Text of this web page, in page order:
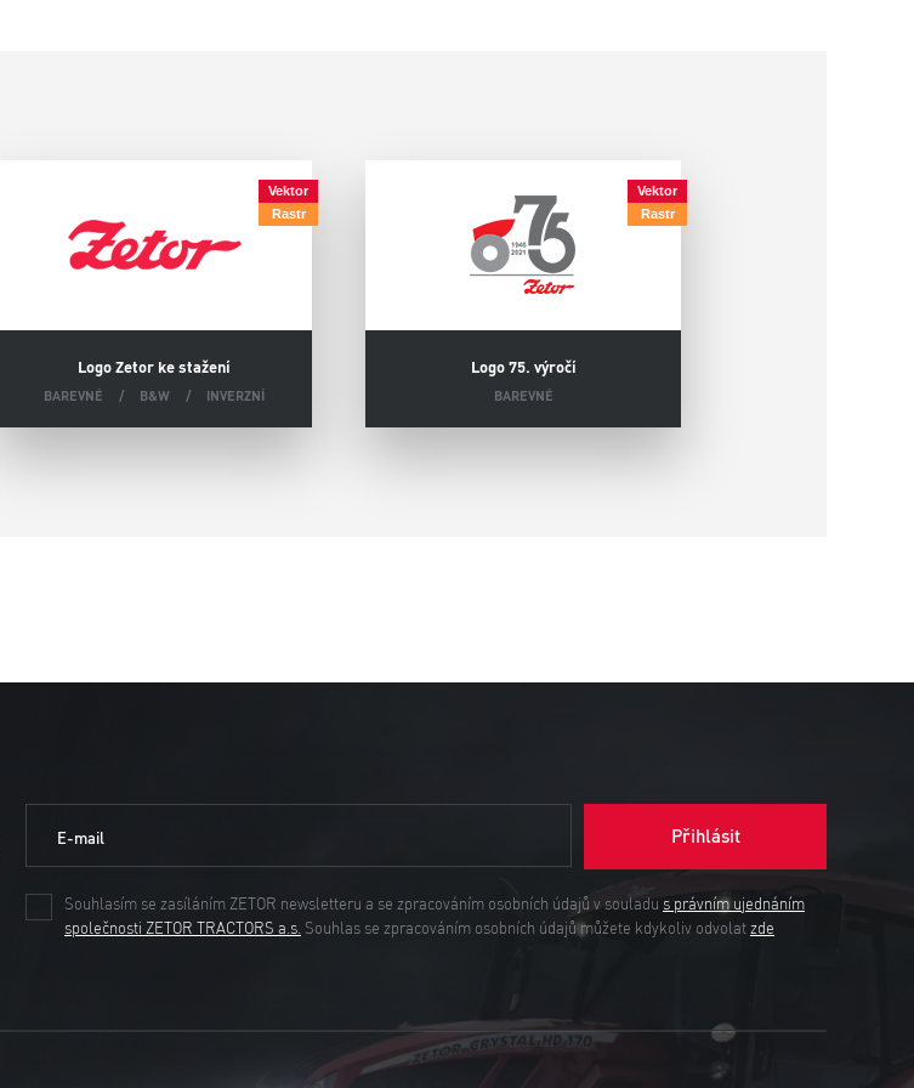
Vektor
Rastr
Logo Zetor ke stažení
BAREVNÉ B&W INVERZNÍ
Vektor
Rastr
Logo 75. výročí
BAREVNÉ
E-mail Přihlásit
Souhlasím se zasíláním ZETOR newsletteru a se zpracováním osobních údajů v souladu s právním ujednáním
společnosti ZETOR TRACTORS a.s. Souhlas se zpracováním osobních údajů můžete kdykoliv odvolat zde